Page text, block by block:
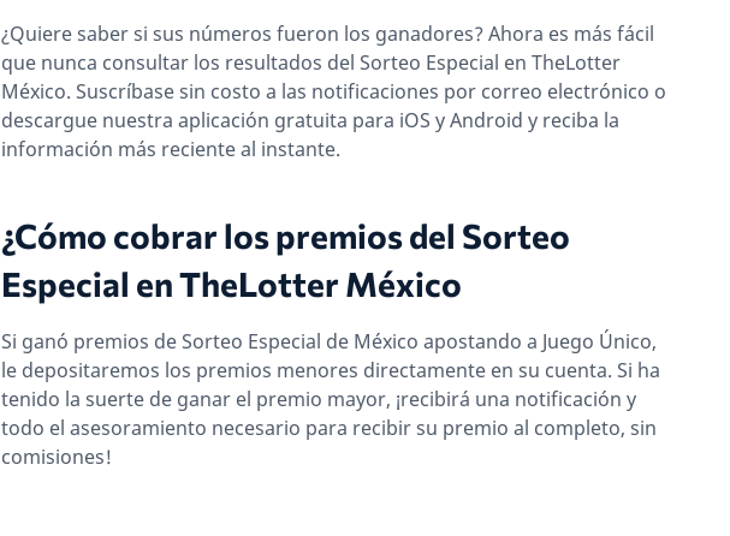
¿Quiere saber si sus números fueron los ganadores? Ahora es más fácil
que nunca consultar los resultados del Sorteo Especial en TheLotter
México. Suscríbase sin costo a las notificaciones por correo electrónico o
descargue nuestra aplicación gratuita para iOS y Android y reciba la
información más reciente al instante.
¿Cómo cobrar los premios del Sorteo
Especial en TheLotter México
Si ganó premios de Sorteo Especial de México apostando a Juego Único,
le depositaremos los premios menores directamente en su cuenta. Si ha
tenido la suerte de ganar el premio mayor, ¡recibirá una notificación y
todo el asesoramiento necesario para recibir su premio al completo, sin
comisiones!